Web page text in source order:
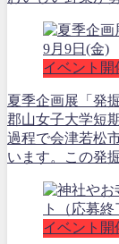
イベント開
夏季企画展「発
郡山女子大学短
過程で会津若松
います。この発
イベント開